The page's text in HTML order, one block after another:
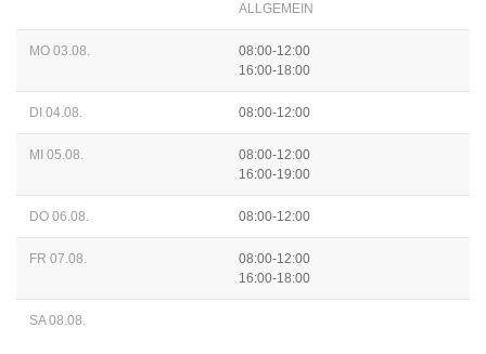
ALLGEMEIN
MO 03.08.
08:00-12:00
16:00-18:00
DI 04.08. 08:00-12:00
MI 05.08.
08:00-12:00
16:00-19:00
DO 06.08. 08:00-12:00
FR 07.08.
08:00-12:00
16:00-18:00
SA 08.08.